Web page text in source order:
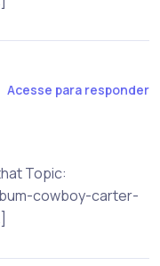
Acesse para responder
Topic:
cowboy-carter-